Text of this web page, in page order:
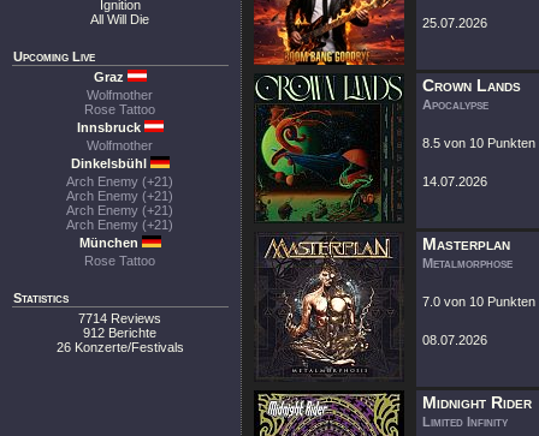
Ignition
All Will Die
Upcoming Live
Graz
Wolfmother
Rose Tattoo
Innsbruck
Wolfmother
Dinkelsbühl
Arch Enemy (+21)
Arch Enemy (+21)
Arch Enemy (+21)
Arch Enemy (+21)
München
Rose Tattoo
Statistics
7714 Reviews
912 Berichte
26 Konzerte/Festivals
25.07.2026
Crown Lands
Apocalypse
8.5 von 10 Punkten
14.07.2026
Masterplan
Metalmorphose
7.0 von 10 Punkten
08.07.2026
Midnight Rider
Limited Infinity